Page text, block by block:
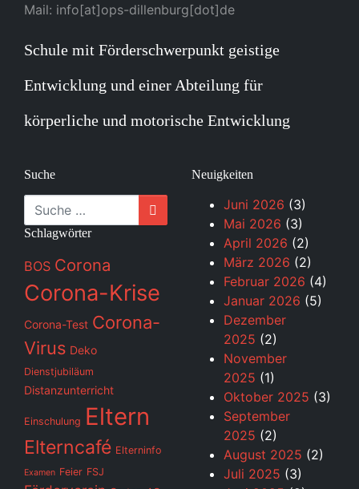
Mail: info[at]ops-dillenburg[dot]de
Schule mit Förderschwerpunkt geistige
Entwicklung und einer Abteilung für
körperliche und motorische Entwicklung
Suche
Suche
Schlagwörter
BOS Corona
Corona-Krise
Corona-Test Corona-
Virus Deko
Dienstjubiläum
Distanzunterricht
Einschulung Eltern
Elterncafé Elterninfo
Examen Feier FSJ
Neuigkeiten
Juni 2026 (3)
Mai 2026 (3)
April 2026 (2)
März 2026 (2)
Februar 2026 (4)
Januar 2026 (5)
Dezember
2025 (2)
November
2025 (1)
Oktober 2025 (3)
September
2025 (2)
August 2025 (2)
Juli 2025 (3)